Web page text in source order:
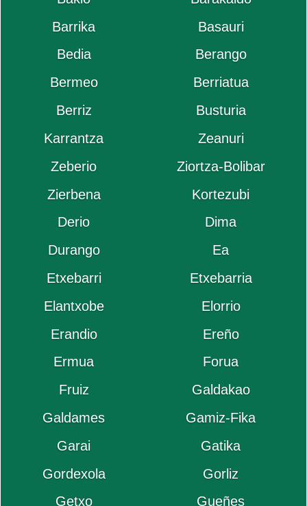
Barrika
Basauri
Bedia
Berango
Bermeo
Berriatua
Berriz
Busturia
Karrantza
Zeanuri
Zeberio
Ziortza-Bolibar
Zierbena
Kortezubi
Derio
Dima
Durango
Ea
Etxebarri
Etxebarria
Elantxobe
Elorrio
Erandio
Ereño
Ermua
Forua
Fruiz
Galdakao
Galdames
Gamiz-Fika
Garai
Gatika
Gordexola
Gorliz
Getxo
Gueñes